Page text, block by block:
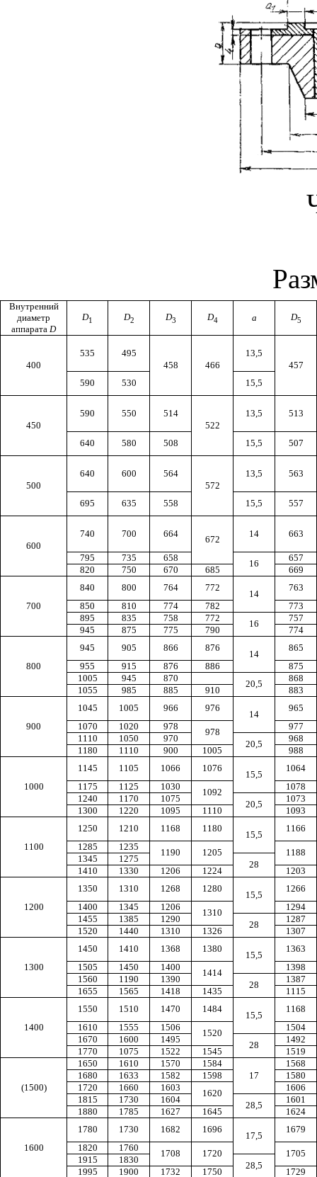
Внутренний
диаметр
аппарата D
D1 D2 D3 D4 а D5
400
535
495
458
466
13,5
457
590
530 15,5
450
590 550
514
522
13,5 513
640 580 508 15,5 507
500
640 600
564
572
13,5 563
695 635 558 15,5 557
600
740 700 664
672
14 663
795 735 658
16
657
820
750 670 685 669
700
840 800 764 772
14
763
850
810 774 782
773
895
835 758 772
16
757
945
875 775 790 774
800
945 905 866 876
14
865
955
915 876 886
875
1005
945 870
20,5
868
1055
985 885 910 883
900
1045 1005 966 976
14
965
1070
1020 978
978
977
1110
1050 970
20,5
968
1180
1110 900 1005 988
1000
1145 1105 1066 1076
15,5
1064
1175
1125 1030
1092
1078
1240
1170 1075
20,5
1073
1300
1220 1095 1110 1093
1100
1250 1210 1168 1180
15,5
1166
1285
1235
1190 1205 1188
1345 1275
28
1410 1330 1206 1224 1203
1200
1350 1310 1268 1280
15,5
1266
1400
1345 1206
1310
1294
1455
1385 1290
28
1287
1520
1440 1310 1326 1307
1300
1450 1410 1368 1380
15,5
1363
1505
1450 1400
1414
1398
1560
1190 1390
28
1387
1655
1565 1418 1435 1115
1400
1550 1510 1470 1484
15,5
1168
1610
1555 1506
1520
1504
1670
1600 1495
28
1492
1770
1075 1522 1545 1519
(1500)
1650 1610 1570
1584
17
1568
1680
1633 1582 1598
1580
1720
1660 1603
1620
1606
1815
1730 1604
28,5
1601
1880
1785 1627 1645 1624
1600
1780 1730 1682 1696
17,5
1679
1820
1760
1708 1720 1705
1915 1830
28,5
1995 1900 1732 1750 1729